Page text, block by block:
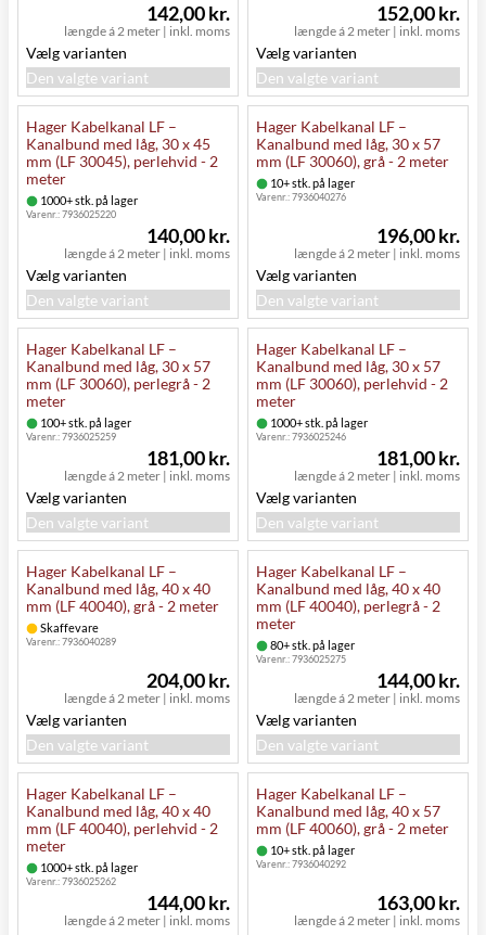
længde á 2 meter | inkl. moms
142,00 kr.
Vælg varianten
Den valgte variant
længde á 2 meter | inkl. moms
152,00 kr.
Vælg varianten
Den valgte variant
Hager Kabelkanal LF –
Kanalbund med låg, 30 x 45
mm (LF 30045), perlehvid - 2
meter
1000+ stk. på lager
Varenr.:7936025220
længde á 2 meter | inkl. moms
140,00 kr.
Vælg varianten
Den valgte variant
Hager Kabelkanal LF –
Kanalbund med låg, 30 x 57
mm (LF 30060), grå - 2 meter
10+ stk. på lager
Varenr.:7936040276
længde á 2 meter | inkl. moms
196,00 kr.
Vælg varianten
Den valgte variant
Hager Kabelkanal LF –
Kanalbund med låg, 30 x 57
mm (LF 30060), perlegrå - 2
meter
100+ stk. på lager
Varenr.:7936025259
længde á 2 meter | inkl. moms
181,00 kr.
Vælg varianten
Den valgte variant
Hager Kabelkanal LF –
Kanalbund med låg, 30 x 57
mm (LF 30060), perlehvid - 2
meter
1000+ stk. på lager
Varenr.:7936025246
længde á 2 meter | inkl. moms
181,00 kr.
Vælg varianten
Den valgte variant
Hager Kabelkanal LF –
Kanalbund med låg, 40 x 40
mm (LF 40040), grå - 2 meter
Skaffevare
Varenr.:7936040289
længde á 2 meter | inkl. moms
204,00 kr.
Vælg varianten
Den valgte variant
Hager Kabelkanal LF –
Kanalbund med låg, 40 x 40
mm (LF 40040), perlegrå - 2
meter
80+ stk. på lager
Varenr.:7936025275
længde á 2 meter | inkl. moms
144,00 kr.
Vælg varianten
Den valgte variant
Hager Kabelkanal LF –
Kanalbund med låg, 40 x 40
mm (LF 40040), perlehvid - 2
meter
1000+ stk. på lager
Varenr.:7936025262
længde á 2 meter | inkl. moms
144,00 kr.
Hager Kabelkanal LF –
Kanalbund med låg, 40 x 57
mm (LF 40060), grå - 2 meter
10+ stk. på lager
Varenr.:7936040292
længde á 2 meter | inkl. moms
163,00 kr.